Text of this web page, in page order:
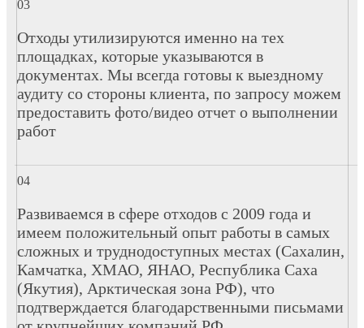
Отходы утилизируются именно на тех
площадках, которые указываются в
документах. Мы всегда готовы к выездному
аудиту со стороны клиента, по запросу можем
предоставить фото/видео отчет о выполнении
работ
Развиваемся в сфере отходов с 2009 года и
имеем положительный опыт работы в самых
сложных и труднодоступных местах (Сахалин,
Камчатка, ХМАО, ЯНАО, Республика Саха
(Якутия), Арктическая зона РФ), что
подтверждается благодарственными письмами